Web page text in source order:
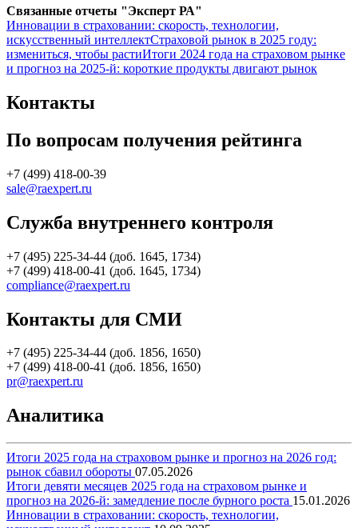
Связанные отчеты "Эксперт РА"
Инновации в страховании: скорость, технологии,
искусственный интеллектСтраховой рынок в 2025 году:
измениться, чтобы растиИтоги 2024 года на страховом рынке
и прогноз на 2025-й: короткие продукты двигают рынок
Контакты
По вопросам получения рейтинга
+7 (499) 418-00-39
sale@raexpert.ru
Служба внутреннего контроля
+7 (495) 225-34-44 (доб. 1645, 1734)
+7 (499) 418-00-41 (доб. 1645, 1734)
compliance@raexpert.ru
Контакты для СМИ
+7 (495) 225-34-44 (доб. 1856, 1650)
+7 (499) 418-00-41 (доб. 1856, 1650)
pr@raexpert.ru
Аналитика
Итоги 2025 года на страховом рынке и прогноз на 2026 год:
рынок сбавил обороты 07.05.2026
Итоги девяти месяцев 2025 года на страховом рынке и
прогноз на 2026-й: замедление после бурного роста 15.01.2026
Инновации в страховании: скорость, технологии,